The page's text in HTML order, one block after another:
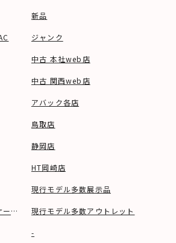
ーブル等)
新品
ジャンク
中古 本社web店
中古 関西web店
アバック各店
鳥取店
静岡店
HT岡崎店
現行モデル多数展示品
現行モデル多数アウトレット
-